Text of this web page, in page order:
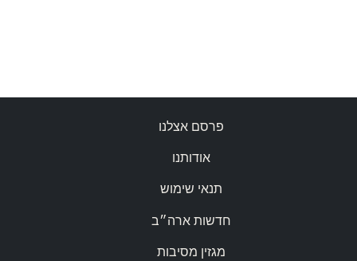
פרסם אצלנו
אודותנו
תנאי שימוש
חדשות ארה״ב
מגזין מסיבות